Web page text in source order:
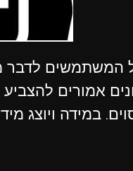
לדבר
אמורים
במידה ויוצג